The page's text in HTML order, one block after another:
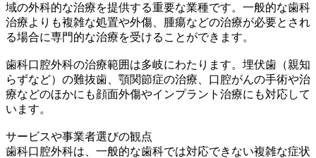
域の外科的な治療を提供する重要な業種です。一般的な歯科
治療よりも複雑な処置や外傷、腫瘍などの治療が必要とされ
る場合に専門的な治療を受けることができます。
歯科口腔外科の治療範囲は多岐にわたります。埋伏歯（親知
らずなど）の難抜歯、顎関節症の治療、口腔がんの手術や治
療などのほかにも顔面外傷やインプラント治療にも対応して
います。
サービスや事業者選びの観点
歯科口腔外科は、一般的な歯科では対応できない複雑な症状